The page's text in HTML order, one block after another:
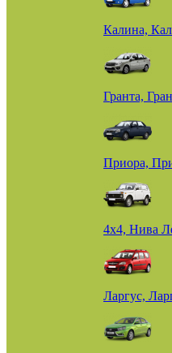
Калина,
Гранта,
Приора,
4х4, Нива
Ларгус,